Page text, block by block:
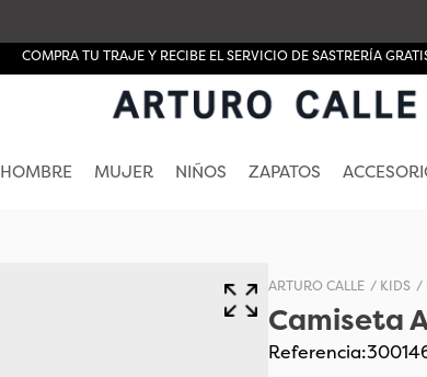
COMPRA TU TRAJE Y RECIBE EL SERVICIO DE SASTRERÍA
HOMBRE MUJER NIÑOS ZAPATOS
KIDS
Camiseta
Referencia: